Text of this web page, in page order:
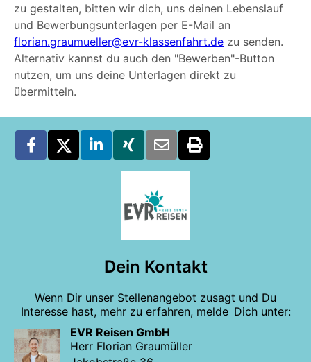
zu gestalten, bitten wir dich, uns deinen Lebenslauf
und Bewerbungsunterlagen per E-Mail an
florian.graumueller@evr-klassenfahrt.de zu senden.
Alternativ kannst du auch den "Bewerben"-Button
nutzen, um uns deine Unterlagen direkt zu
übermitteln.
Dein Kontakt
Wenn Dir unser Stellenangebot zusagt und Du
Interesse hast, mehr zu erfahren, melde Dich unter:
EVR Reisen GmbH
Herr Florian Graumüller